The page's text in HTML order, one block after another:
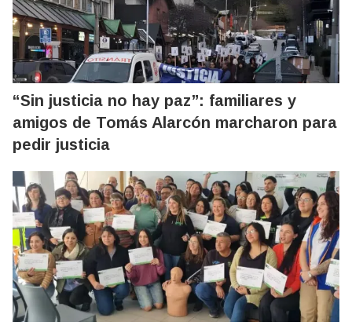
“Sin justicia no hay paz”: familiares y
amigos de Tomás Alarcón marcharon para
pedir justicia